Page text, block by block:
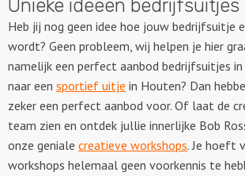
Unieke ideeën
Heb jij nog geen idee hoe jouw bedrijfsuitje
wordt? Geen probleem, wij helpen je hier
namelijk een perfect aanbod bedrijfsuitjes
naar een sportief uitje in Houten? Dan
zeker een perfect aanbod voor. Of laat de
team zien en ontdek jullie innerlijke Bob
onze geniale creatieve workshops. Je hoeft
workshops helemaal geen voorkennis te